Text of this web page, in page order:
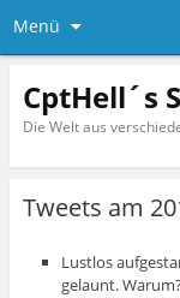
Menü
CptHell´s
Die Welt aus
Tweets am
Lustlos
gelaunt.